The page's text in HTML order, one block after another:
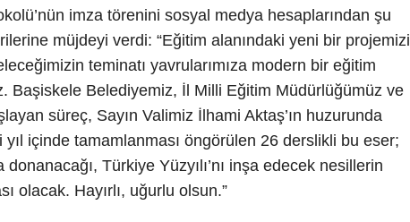
imza törenini sosyal medya hesaplarından şu
müjdeyi verdi: “Eğitim alanındaki yeni bir projemizi
teminatı yavrularımıza modern bir eğitim
Başiskele Belediyemiz, İl Milli Eğitim Müdürlüğümüz ve
süreç, Sayın Valimiz İlhami Aktaş’ın huzurunda
yıl içinde tamamlanması öngörülen 26 derslikli bu eser;
donanacağı, Türkiye Yüzyılı’nı inşa edecek nesillerin
olacak. Hayırlı, uğurlu olsun.”